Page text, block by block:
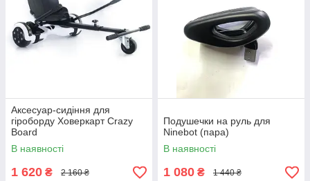
Аксесуар-сидіння для
гіроборду Ховеркарт Crazy
Board
В наявності
1 620 ₴ 2 160 ₴
Подушечки на руль для
Ninebot (пара)
В наявності
1 080 ₴ 1 440 ₴